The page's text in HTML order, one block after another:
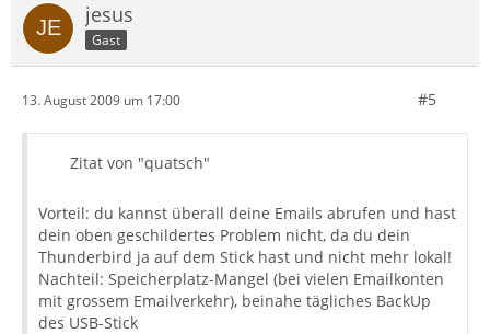
jesus
Gast
13. August 2009 um 17:00 #5
Zitat von "quatsch"
Vorteil: du kannst überall deine Emails abrufen und hast
dein oben geschildertes Problem nicht, da du dein
Thunderbird ja auf dem Stick hast und nicht mehr lokal!
Nachteil: Speicherplatz-Mangel (bei vielen Emailkonten
mit grossem Emailverkehr), beinahe tägliches BackUp
des USB-Stick